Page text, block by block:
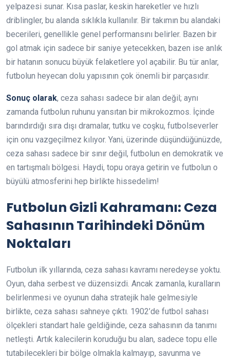
yelpazesi sunar. Kısa paslar, keskin hareketler ve hızlı
driblingler, bu alanda sıklıkla kullanılır. Bir takımın bu alandaki
becerileri, genellikle genel performansını belirler. Bazen bir
gol atmak için sadece bir saniye yetecekken, bazen ise anlık
bir hatanın sonucu büyük felaketlere yol açabilir. Bu tür anlar,
futbolun heyecan dolu yapısının çok önemli bir parçasıdır.
Sonuç olarak, ceza sahası sadece bir alan değil; aynı
zamanda futbolun ruhunu yansıtan bir mikrokozmos. İçinde
barındırdığı sıra dışı dramalar, tutku ve coşku, futbolseverler
için onu vazgeçilmez kılıyor. Yani, üzerinde düşündüğünüzde,
ceza sahası sadece bir sınır değil, futbolun en demokratik ve
en tartışmalı bölgesi. Haydi, topu oraya getirin ve futbolun o
büyülü atmosferini hep birlikte hissedelim!
Futbolun Gizli Kahramanı: Ceza
Sahasının Tarihindeki Dönüm
Noktaları
Futbolun ilk yıllarında, ceza sahası kavramı neredeyse yoktu.
Oyun, daha serbest ve düzensizdi. Ancak zamanla, kuralların
belirlenmesi ve oyunun daha stratejik hale gelmesiyle
birlikte, ceza sahası sahneye çıktı. 1902’de futbol sahası
ölçekleri standart hale geldiğinde, ceza sahasının da tanımı
netleşti. Artık kalecilerin koruduğu bu alan, sadece topu elle
tutabilecekleri bir bölge olmakla kalmayıp, savunma ve